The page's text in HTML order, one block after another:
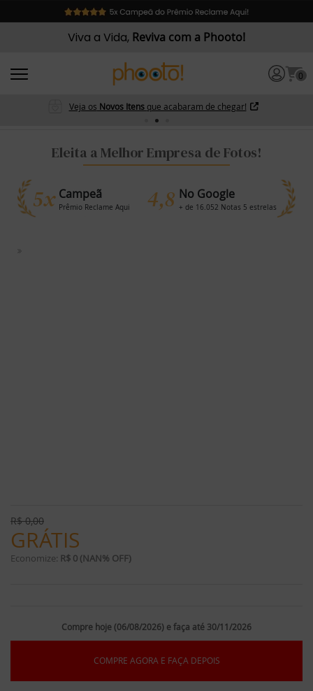
Viva a Vida, Reviva com a Phooto!
0
Veja os Novos Itens que acabaram de chegar!
Eleita a Melhor Empresa de Fotos!
5x Campeã
Prêmio Reclame Aqui 4,8 No Google
+ de 16.052 Notas 5 estrelas
R$0,00
GRÁTIS
Economize: R$ 0 (NAN% OFF)
Compre hoje (06/08/2026) e faça até 30/11/2026
COMPRE AGORA E FAÇA DEPOIS